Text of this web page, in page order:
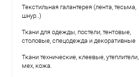
Текстильная галантерея (лента, тесьма,
шнур..)
Ткани для одежды, постели, тентовые,
столовые, спецодежда и декоративные
Ткани технические, клеевые, утеплители,
мех, кожа.